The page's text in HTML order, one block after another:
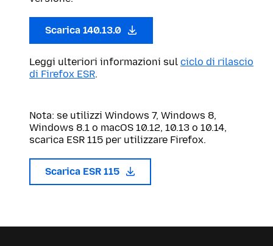
Scarica 140.13.0
Leggi ulteriori informazioni sul ciclo di rilascio
di Firefox ESR.
Nota: se utilizzi Windows 7, Windows 8,
Windows 8.1 o macOS 10.12, 10.13 o 10.14,
scarica ESR 115 per utilizzare Firefox.
Scarica ESR 115